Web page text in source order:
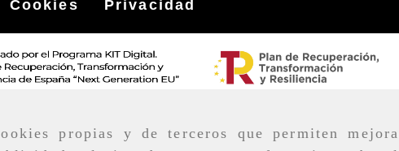
propias y de terceros que permiten
Cookies Privacidad